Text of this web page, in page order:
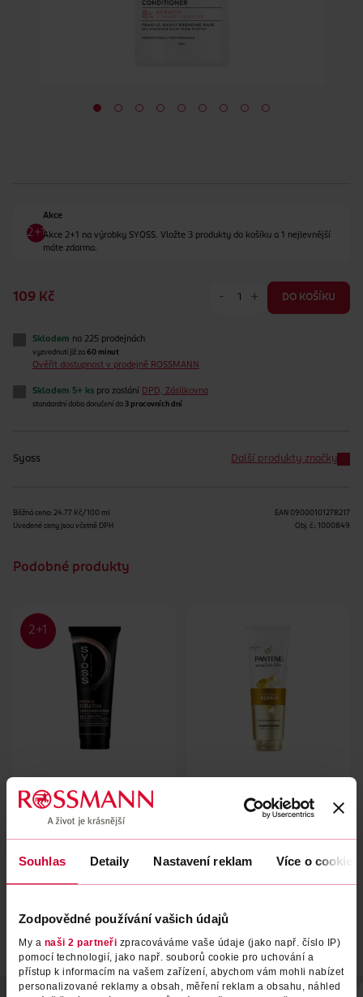
Souhlas Detaily Nastavení reklam Více o cookies
Zodpovědné používání vašich údajů
My a naši 2 partneři zpracováváme vaše údaje (jako např. číslo IP)
pomocí technologií, jako např. souborů cookie pro uchování a
přístup k informacím na vašem zařízení, abychom vám mohli nabízet
personalizované reklamy a obsah, měření reklam a obsahu, náhled
Akce
Akce 2+1 na výrobky SYOSS. Vložte 3 produkty do košíku a 1 nejlevnější
máte zdarma.
109 Kč - + DO KOŠÍKU
Skladem na 225 prodejnách
vyzvednutí již za 60 minut
Ověřit dostupnost v prodejně ROSSMANN
Skladem 5+ ks pro zaslání DPD, Zásilkovna
standardní doba doručení do 3 pracovních dní
Syoss Další produkty značky
Běžná cena: 24.77 Kč/100 ml
Uvedené ceny jsou včetně DPH
EAN 09000101278217
Obj. č.: 1000849
Podobné produkty
Keratin